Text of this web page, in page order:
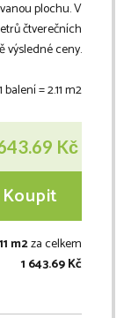
plochu. V
čtverečních
výsledné ceny.
1 balení =2.11m2
Kč
Koupit
m2za celkem
1 643.69 Kč